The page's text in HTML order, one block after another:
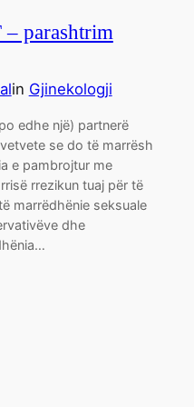
– parashtrim
in Gjinekologji
edhe një) partnerë
se do të marrësh
e pambrojtur me
rrezikun tuaj për të
marrëdhënie seksuale
dhe